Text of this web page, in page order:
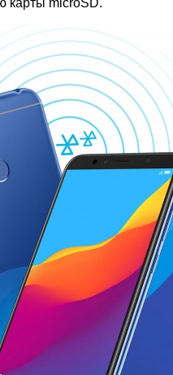
карты microSD.